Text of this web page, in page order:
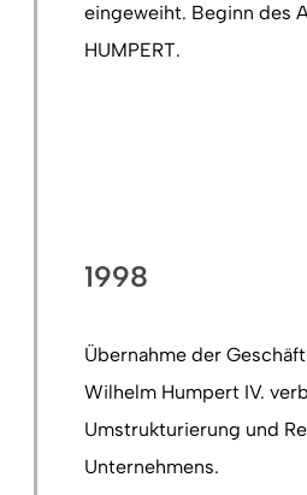
eingeweiht. Beginn des
HUMPERT.
1998
Übernahme der
Wilhelm Humpert IV.
Umstrukturierung und
Unternehmens.